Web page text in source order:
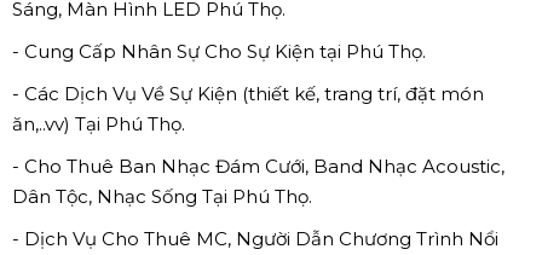
Sáng, Màn Hình LED Phú Thọ.
- Cung Cấp Nhân Sự Cho Sự Kiện tại Phú Thọ.
- Các Dịch Vụ Về Sự Kiện (thiết kế, trang trí, đặt món
ăn,..vv) Tại Phú Thọ.
- Cho Thuê Ban Nhạc Đám Cưới, Band Nhạc Acoustic,
Dân Tộc, Nhạc Sống Tại Phú Thọ.
- Dịch Vụ Cho Thuê MC, Người Dẫn Chương Trình Nổi